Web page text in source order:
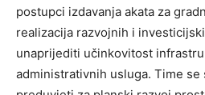
postupci izdavanja akata za
realizacija razvojnih i
unaprijediti učinkovitost
administrativnih usluga. Time